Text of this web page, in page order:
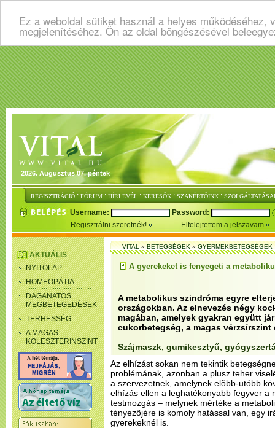
Ez a weboldal sütiket használ a helyes
megjelenítéséhez. Ön az oldal böngészésével
2026. Augusztus 07. péntek
REGISZTRÁCIÓ : FÓRUM : HÍRLEVÉL : KERESŐK : SZAKÉRTŐINK :
Username:
Password:
Regisztrálni szeretnék!
Elfelejtettem a jelszavam
AKTUÁLIS
NYITÓLAP
HOMEOPÁTIA
DAGANATOS
MEGBETEGEDÉSEK
TERHESSÉG
A MAGAS
KOLESZTERINSZINT
VITAL»BETEGSÉGEK»GYERMEKBETEGSÉGEK
A gyerekeket is fenyegeti a
A metabolikus szindróma egyre
országokban. Az elnevezés négy
magában, amelyek gyakran együtt
cukorbetegség, a magas vérzsírszint
Szájmaszk, gumikesztyű,
Az elhízást sokan nem tekintik
problémának, azonban a plusz teher
a szervezetnek, amelynek elõbb-utóbb
elhízás ellen a leghatékonyabb fegyver a
testmozgás – melynek mértéke a
tényezõjére is komoly hatással van, egy
gyerekeknél is.